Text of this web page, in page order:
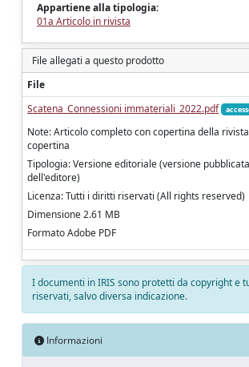
Appartiene alla tipologia:
01a Articolo in rivista
File allegati a questo prodotto
File
Scatena_Connessioni immateriali_2022.pdf
Note: Articolo completo con copertina della
copertina
Tipologia: Versione editoriale (versione
dell'editore)
Licenza: Tutti i diritti riservati (All rights reserved)
Dimensione 2.61 MB
Formato Adobe PDF
I documenti in IRIS sono protetti da copyright e
riservati, salvo diversa indicazione.
Informazioni